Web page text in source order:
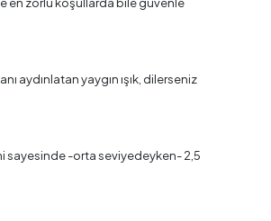
aydınlatan yaygın ışık, dilerseniz
sayesinde -orta seviyedeyken- 2,5